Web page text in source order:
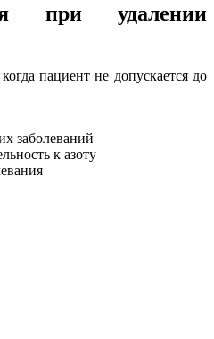
при удалении
пациент не допускается до
заболеваний
к азоту